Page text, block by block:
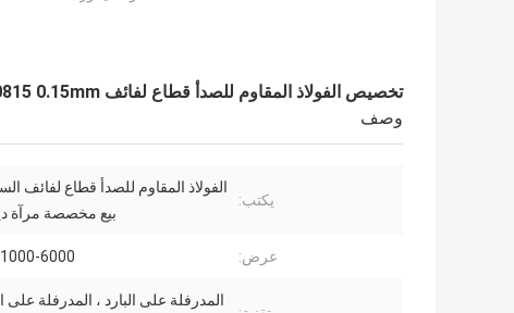
تخصيص الفولاذ المقاوم للصدأ قطاع لفائف S30815 0.15mm مرآة ديكور
وصف
يكتب:
الفولاذ المقاوم للصدأ قطاع لفائف
بيع مخصصة مرآة
عرض: 1000-6000 ملم
المدرفلة على البارد ، المدرفلة على